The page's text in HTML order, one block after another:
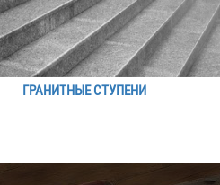
ГРАНИТНЫЕ СТУПЕНИ